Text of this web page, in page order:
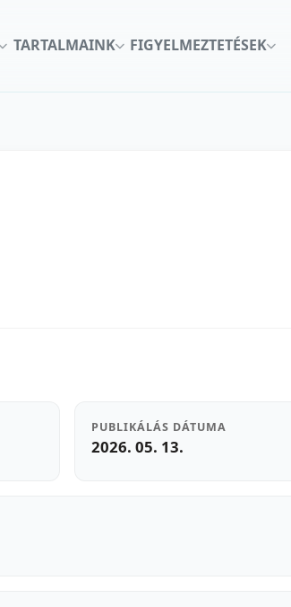
TARTALMAINK FIGYELMEZTETÉSEK
PUBLIKÁLÁS DÁTUMA
2026. 05. 13.